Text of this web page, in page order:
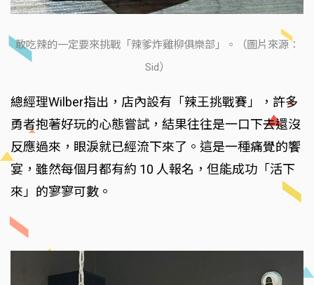
敢吃辣的一定要來挑戰「辣爹炸雞柳俱樂部」。（圖片來源：
Sid）
總經理Wilber指出，店內設有「辣王挑戰賽」，許多
勇者抱著好玩的心態嘗試，結果往往是一口下去還沒
反應過來，眼淚就已經流下來了。這是一種痛覺的饗
宴，雖然每個月都有約 10 人報名，但能成功「活下
來」的寥寥可數。